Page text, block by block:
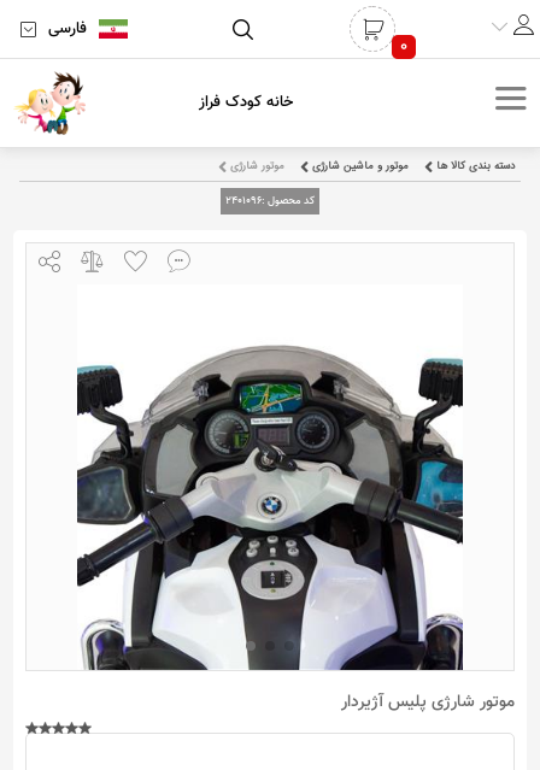
0
فارسی
خانه کودک فراز
دسته بندی کالا ها موتور و ماشین شارژی موتور شارژی
کد محصول :2401096
موتور شارژی پلیس آژیردار